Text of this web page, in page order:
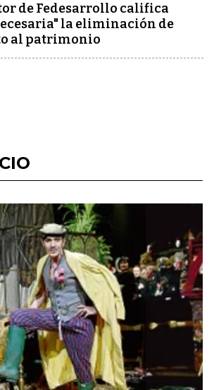
de Fedesarrollo califica
la eliminación de
al patrimonio